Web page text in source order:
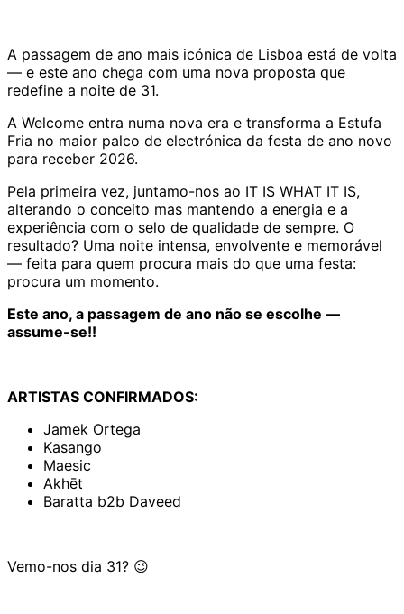
A passagem de ano mais icónica de Lisboa está de volta
— e este ano chega com uma nova proposta que
redefine a noite de 31.
A Welcome entra numa nova era e transforma a Estufa
Fria no maior palco de electrónica da festa de ano novo
para receber 2026.
Pela primeira vez, juntamo-nos ao IT IS WHAT IT IS,
alterando o conceito mas mantendo a energia e a
experiência com o selo de qualidade de sempre. O
resultado? Uma noite intensa, envolvente e memorável
— feita para quem procura mais do que uma festa:
procura um momento.
Este ano, a passagem de ano não se escolhe —
assume-se!!
ARTISTAS CONFIRMADOS:
Jamek Ortega
Kasango
Maesic
Akhēt
Baratta b2b Daveed
Vemo-nos dia 31? 😉